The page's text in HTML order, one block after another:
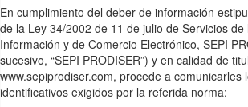
En cumplimiento del deber de información
de la Ley 34/2002 de 11 de julio de Servicios
Información y de Comercio Electrónico, SEPI
sucesivo, “SEPI PRODISER”) y en calidad de
www.sepiprodiser.com, procede a comunicarles
identificativos exigidos por la referida norma: